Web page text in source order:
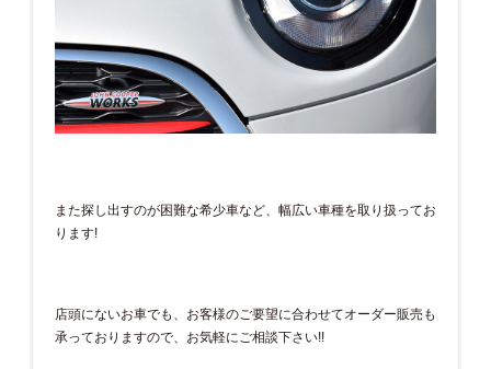
また探し出すのが困難な希少車など、幅広い車種を取り扱ってお
ります!
店頭にないお車でも、お客様のご要望に合わせてオーダー販売も
承っておりますので、お気軽にご相談下さい!!